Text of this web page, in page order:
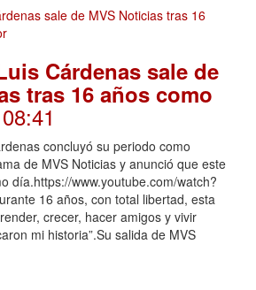
Cárdenas sale de
tras 16 años como
concluyó su periodo como
de MVS Noticias y anunció que este
día.https://www.youtube.com/watch?
16 años, con total libertad, esta
crecer, hacer amigos y vivir
mi historia”.Su salida de MVS